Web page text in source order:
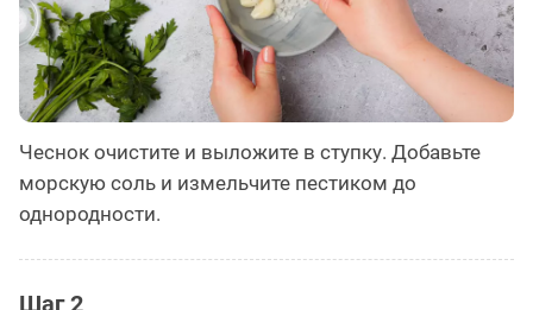
Чеснок очистите и выложите в ступку. Добавьте
морскую соль и измельчите пестиком до
однородности.